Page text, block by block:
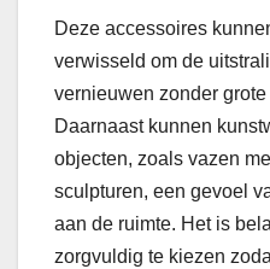
Deze accessoires
verwisseld om de
vernieuwen zonder
Daarnaast kunnen
objecten, zoals vazen
sculpturen, een gevoel
aan de ruimte. Het is
zorgvuldig te kiezen